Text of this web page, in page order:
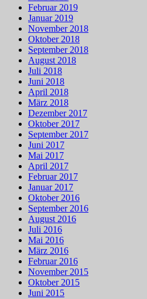
Februar 2019
Januar 2019
November 2018
Oktober 2018
September 2018
August 2018
Juli 2018
Juni 2018
April 2018
März 2018
Dezember 2017
Oktober 2017
September 2017
Juni 2017
Mai 2017
April 2017
Februar 2017
Januar 2017
Oktober 2016
September 2016
August 2016
Juli 2016
Mai 2016
März 2016
Februar 2016
November 2015
Oktober 2015
Juni 2015